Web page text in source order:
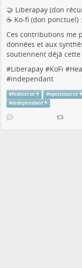
🤝 Liberapay (don
☕ Ko-fi (don ponctuel) :
Ces contributions me
données et aux
soutiennent déjà
#Liberapay#KoFi #
#independant
#fediverse #opensource
#independant